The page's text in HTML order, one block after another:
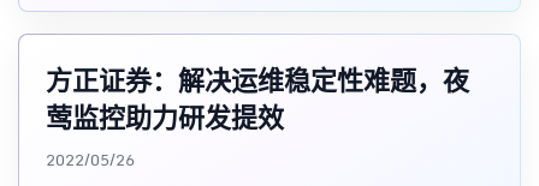
方正证券：解决运维稳定性难题，夜
莺监控助力研发提效
2022/05/26